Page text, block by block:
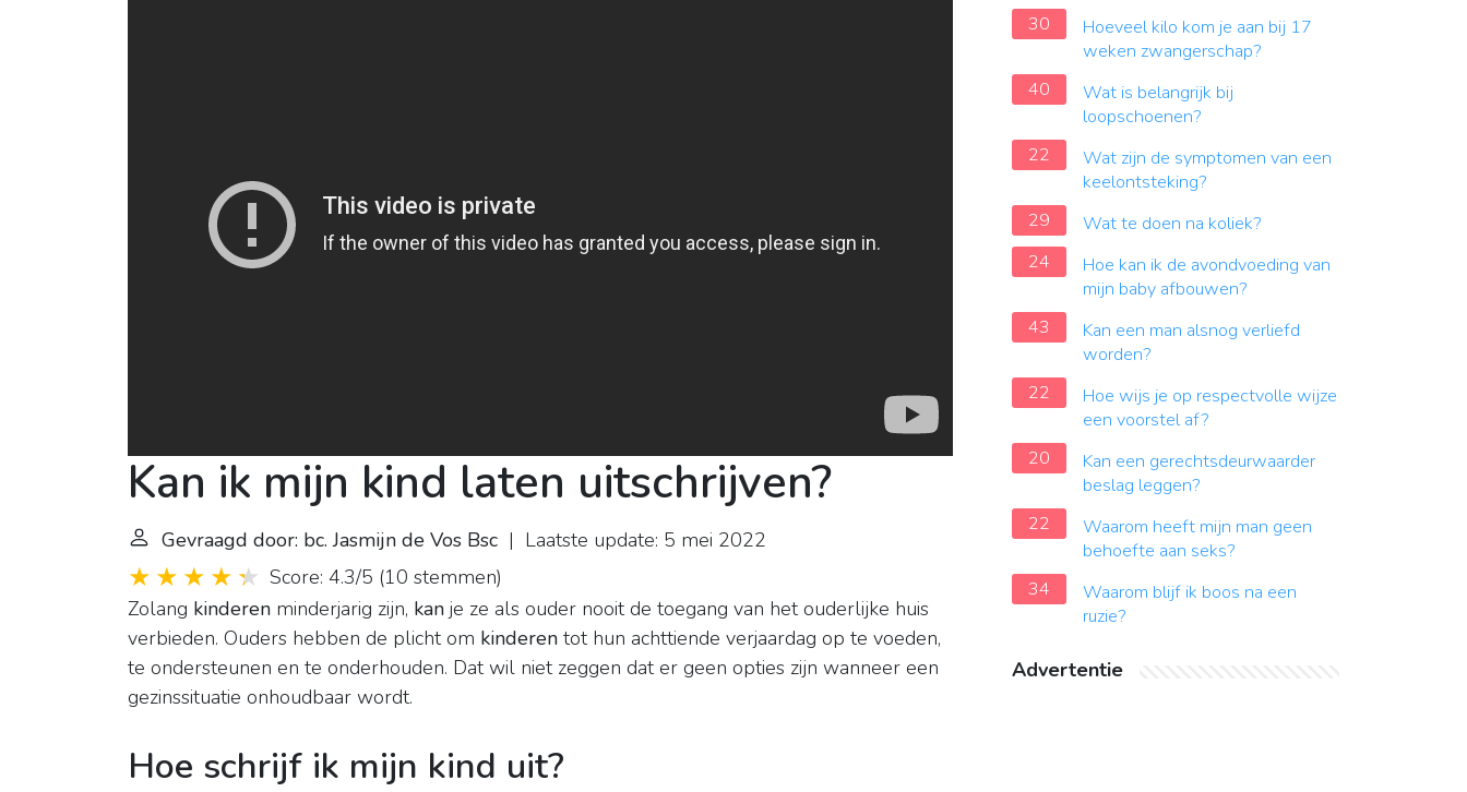
Kan ik mijn kind laten uitschrijven?
Gevraagd door: bc. Jasmijn de Vos Bsc | Laatste update: 5 mei 2022
Score: 4.3/5 (10 stemmen)
Zolang kinderen minderjarig zijn, kan je ze als ouder nooit de toegang van het ouderlijke huis
verbieden. Ouders hebben de plicht om kinderen tot hun achttiende verjaardag op te voeden,
te ondersteunen en te onderhouden. Dat wil niet zeggen dat er geen opties zijn wanneer een
gezinssituatie onhoudbaar wordt.
Hoe schrijf ik mijn kind uit?
30
Hoeveel kilo kom je aan bij 17
weken zwangerschap?
40
Wat is belangrijk bij
loopschoenen?
22
Wat zijn de symptomen van een
keelontsteking?
29
Wat te doen na koliek?
24
Hoe kan ik de avondvoeding van
mijn baby afbouwen?
43
Kan een man alsnog verliefd
worden?
22
Hoe wijs je op respectvolle wijze
een voorstel af?
20
Kan een gerechtsdeurwaarder
beslag leggen?
22
Waarom heeft mijn man geen
behoefte aan seks?
34
Waarom blijf ik boos na een
ruzie?
Advertentie